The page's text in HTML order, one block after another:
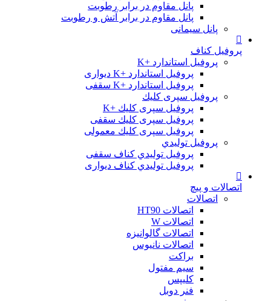
پانل مقاوم در برابر رطوبت
پانل مقاوم در برابر آتش و رطوبت
پانل سیمانی
پروفیل کناف
پروفیل استاندارد +K
پروفیل استاندارد +K دیواری
پروفیل استاندارد +K سقفی
پروفیل سپری کلیك
پروفیل سپری کلیك +K
پروفیل سپری کلیك سقفی
پروفیل سپری کلیك معمولی
پروفیل تولیدي
پروفیل تولیدي کناف سقفی
پروفیل تولیدي کناف دیواری
اتصالات و پیچ
اتصالات
اتصالات HT90
اتصالات W
اتصالات گالوانیزه
اتصالات نانیوس
براکت
سیم مفتول
کلیپس
فنر دوبل